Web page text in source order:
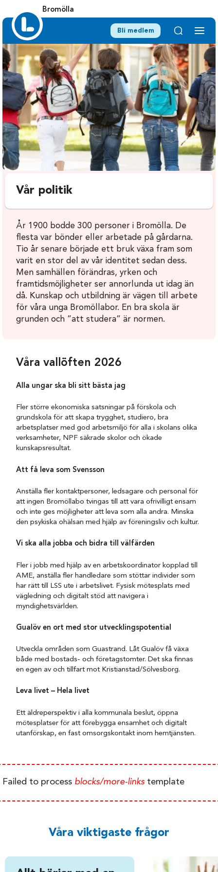
Bromölla
Bli medlem
Vår politik
År 1900 bodde 300 personer i Bromölla. De
flesta var bönder eller arbetade på gårdarna.
Tio år senare började ett bruk växa fram som
varit en stor del av vår identitet sedan dess.
Men samhällen förändras, yrken och
framtidsmöjligheter ser annorlunda ut idag än
då. Kunskap och utbildning är vägen till arbete
för våra unga Bromöllabor. En bra skola är
grunden och ”att studera” är normen.
Våra vallöften 2026
Alla ungar ska bli sitt bästa jag
Fler större ekonomiska satsningar på förskola och
grundskola för att skapa trygghet, studiero, bra
arbetsplatser med god arbetsmiljö för alla i skolans olika
verksamheter, NPF säkrade skolor och ökade
kunskapsresultat.
Att få leva som Svensson
Anställa fler kontaktpersoner, ledsagare och personal för
att ingen Bromöllabo tvingas till att vara ofrivilligt ensam
och inte ges möjligheter att leva som alla andra. Minska
den psykiska ohälsan med hjälp av föreningsliv och kultur.
Vi ska alla jobba och bidra till välfärden
Fler i jobb med hjälp av en arbetskoordinator kopplad till
AME, anställa fler handledare som stöttar individer som
har rätt till LSS ute i arbetslivet. Fysisk mötesplats med
vägledning och digitalt stöd att navigera i
myndighetsvärlden.
Gualöv en ort med stor utvecklingspotential
Utveckla områden som Guastrand. Låt Gualöv få växa
både med bostads- och företagstomter. Det ska finnas
en egen av och tillfart mot Kristianstad/Sölvesborg.
Leva livet – Hela livet
Ett äldreperspektiv i alla kommunala beslut, öppna
mötesplatser för att förebygga ensamhet och digitalt
utanförskap, en fast omsorgskontakt inom hemtjänsten.
Failed to process blocks/more-links template
Våra viktigaste frågor